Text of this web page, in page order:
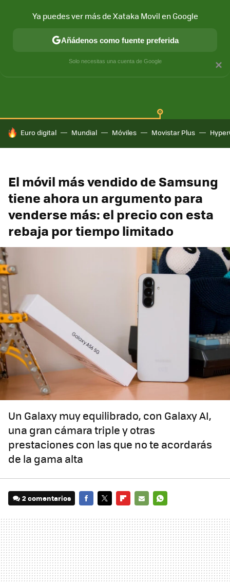
HOY SE HABLA DE
Euro digital Mundial Móviles Movistar Plus
El móvil más vendido de Samsung
tiene ahora un argumento para
venderse más: el precio con esta
rebaja por tiempo limitado
Un Galaxy muy equilibrado, con Galaxy AI,
una gran cámara triple y otras
prestaciones con las que no te acordarás
de la gama alta
2 comentarios
MAIL
×
Ya puedes ver más de Xataka Movil en Google
Añádenos como fuente preferida
Solo necesitas una cuenta de Google